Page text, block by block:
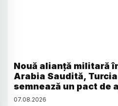
Nouă alianță militară
Arabia Saudită,
semnează un pact de
07.08.2026